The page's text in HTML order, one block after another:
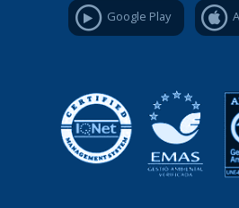
Google Play